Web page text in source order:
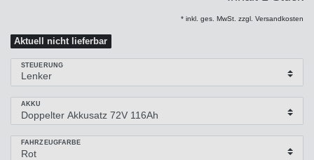
* inkl. ges. MwSt. zzgl. Versandkosten
Aktuell nicht lieferbar
STEUERUNG
AKKU
FAHRZEUGFARBE